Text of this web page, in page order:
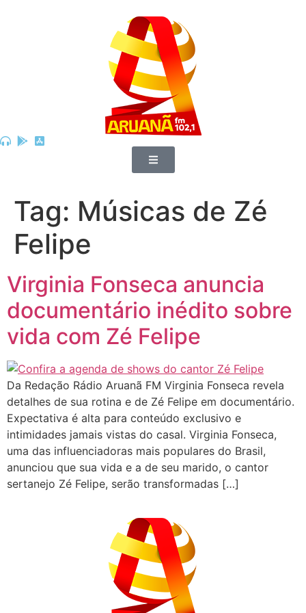
Tag: Músicas de Zé
Felipe
Virginia Fonseca anuncia
documentário inédito sobre
vida com Zé Felipe
Da Redação Rádio Aruanã FM Virginia Fonseca revela
detalhes de sua rotina e de Zé Felipe em documentário.
Expectativa é alta para conteúdo exclusivo e
intimidades jamais vistas do casal. Virginia Fonseca,
uma das influenciadoras mais populares do Brasil,
anunciou que sua vida e a de seu marido, o cantor
sertanejo Zé Felipe, serão transformadas […]